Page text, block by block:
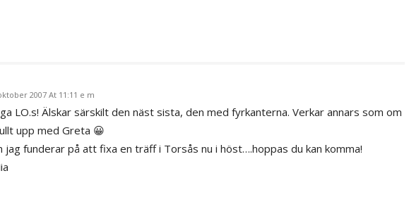
2007 At 11:11 e m
LO.s! Älskar särskilt den näst sista, den med fyrkanterna. Verkar annars som om
upp med Greta 😀
jag funderar på att fixa en träff i Torsås nu i höst….hoppas du kan komma!